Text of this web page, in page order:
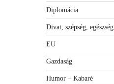
Diplomácia
Divat, szépség, egészség
EU
Gazdaság
Humor – Kabaré